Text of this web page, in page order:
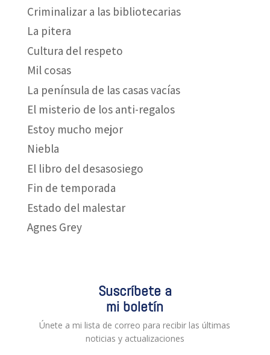
Criminalizar a las bibliotecarias
La pitera
Cultura del respeto
Mil cosas
La península de las casas vacías
El misterio de los anti-regalos
Estoy mucho mejor
Niebla
El libro del desasosiego
Fin de temporada
Estado del malestar
Agnes Grey
Suscríbete a
mi boletín
Únete a mi lista de correo para recibir las últimas
noticias y actualizaciones